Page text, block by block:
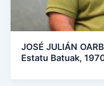
JOSÉ JULIÁN
Estatu Batuak,